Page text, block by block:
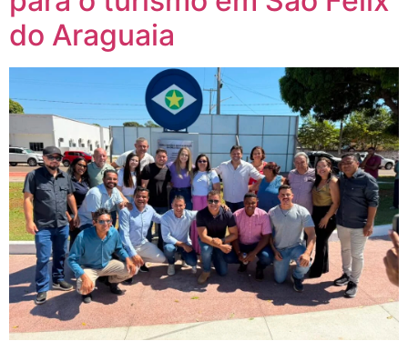
do Araguaia